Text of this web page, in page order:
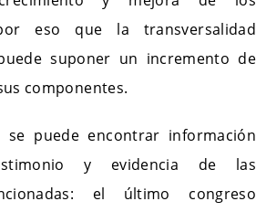
eso que la transversalidad
suponer un incremento de
componentes.
se puede encontrar información
y evidencia de las
el último congreso